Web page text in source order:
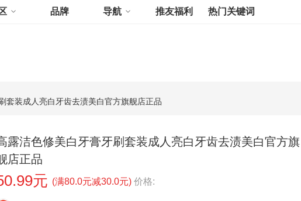
品牌 导航 推友福利 热门关键词
套装成人亮白牙齿去渍美白官方旗舰店正品
露洁色修美白牙膏牙刷套装成人亮白牙齿去渍美白官方旗
店正品
元 (满80.0元减30.0元) 价格: